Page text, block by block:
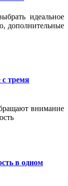
идеальное
дополнительные
с тремя
внимание
в одном